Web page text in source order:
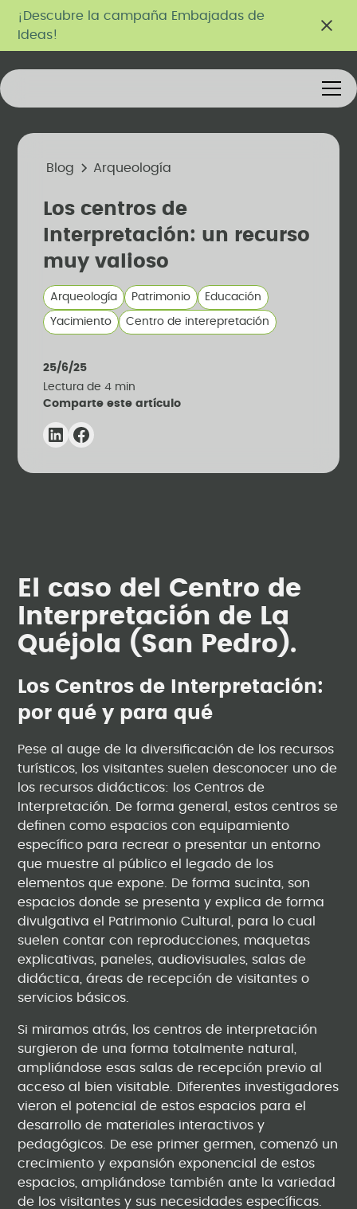
¡Descubre la campaña Embajadas de
Ideas!
Blog Arqueología
Los centros de
Interpretación: un recurso
muy valioso
Arqueología Patrimonio Educación
Yacimiento Centro de interepretación
25/6/25
Lectura de4 min
Comparte este artículo
El caso del Centro de
Interpretación de La
Quéjola (San Pedro).
Los Centros de Interpretación:
por qué y para qué
Pese al auge de la diversificación de los recursos
turísticos, los visitantes suelen desconocer uno de
los recursos didácticos: los Centros de
Interpretación. De forma general, estos centros se
definen como espacios con equipamiento
específico para recrear o presentar un entorno
que muestre al público el legado de los
elementos que expone. De forma sucinta, son
espacios donde se presenta y explica de forma
divulgativa el Patrimonio Cultural, para lo cual
suelen contar con reproducciones, maquetas
explicativas, paneles, audiovisuales, salas de
didáctica, áreas de recepción de visitantes o
servicios básicos.
Si miramos atrás, los centros de interpretación
surgieron de una forma totalmente natural,
ampliándose esas salas de recepción previo al
acceso al bien visitable. Diferentes investigadores
vieron el potencial de estos espacios para el
desarrollo de materiales interactivos y
pedagógicos. De ese primer germen, comenzó un
crecimiento y expansión exponencial de estos
espacios, ampliándose también ante la variedad
de los visitantes y sus necesidades específicas.